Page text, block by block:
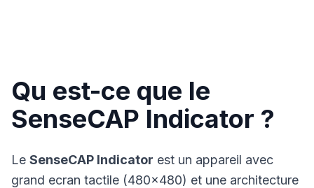
Qu est-ce que le
SenseCAP Indicator ?
Le SenseCAP Indicator est un appareil avec
grand ecran tactile (480x480) et une architecture